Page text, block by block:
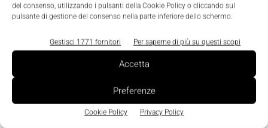
del consenso, utilizzando i pulsanti della Cookie Policy o cliccando sul
pulsante di gestione del consenso nella parte inferiore dello schermo.
Gestisci 1771 fornitori Per saperne di più su questi scopi
Accetta
Preferenze
Cookie Policy Privacy Policy
Elmec 3D, un abilitatore tecnologico
nell’Additive Manufacturing